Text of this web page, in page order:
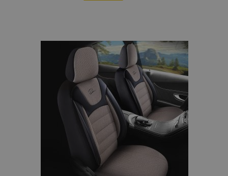
liste
d'achats